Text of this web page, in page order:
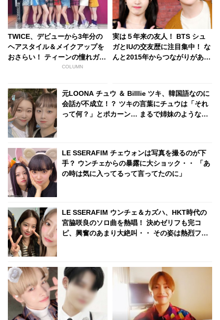
TWICE、デビューから3年分の
ヘアスタイル＆メイクアップを
おさらい！ ティーンの憧れガー
COLUMN
実は５年来の友人！ BTS シュ
ガとIUの交友歴に注目集中！ な
んと2015年からつながりがあっ
クスした様子で話す彼らの姿に
ほっこり
元LOONA チュウ ＆ Billlie ツキ、韓国語なのに
会話が不成立！？ ツキの言葉にチュウは「それ
って何？」とポカーン… まるで姉妹のようなコ
LE SSERAFIM チェウォンは写真を撮るのが下
手？ ウンチェからの暴露に大ショック・・ 「あ
の時は気に入ってるって言ってたのに」
LE SSERAFIM ウンチェ＆カズハ、HKT時代の
宮脇咲良のソロ曲を熱唱！ 決めゼリフも完コ
ピ、興奮のあまり大絶叫・・ その姿は熱烈ファ